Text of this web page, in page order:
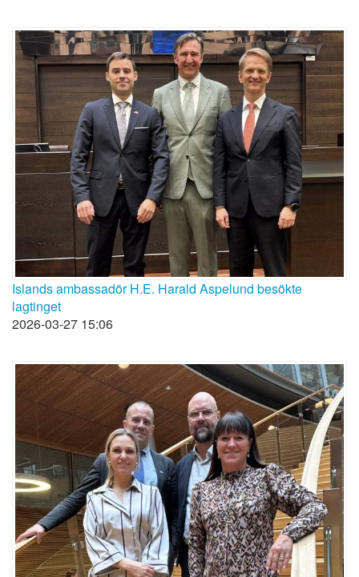
Islands ambassadör H.E. Harald Aspelund besökte
lagtinget
2026-03-27 15:06